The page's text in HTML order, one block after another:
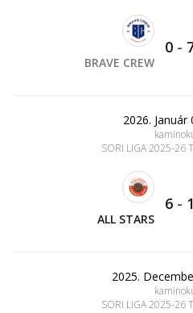
BRAVE CREW
0 -
2026. Január
SORI LIGA 2025-26
ALL STARS
6 - 1
2025.
SORI LIGA 2025-26